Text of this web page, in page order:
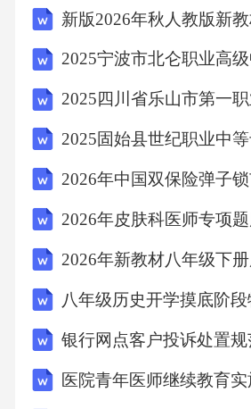
签订书面协议。变更或补充协
组成部分，与本合同具有同等
提前[X]个工作日书面通知对方
同意。因解除合同给对方造成
除方应承担赔偿责任。8.3若出
一，一方有权解除本合同：
重违反本合同约定，经另一方
理期限内仍未改正的。8.3.3法
他可以解除合同的情形。第九
合同的签订、履行、解释及争
华人民共和国法律。9.2双方在
2026年皮肤科医师专项
银行网点客户投诉处置规
医院青年医师继续教育